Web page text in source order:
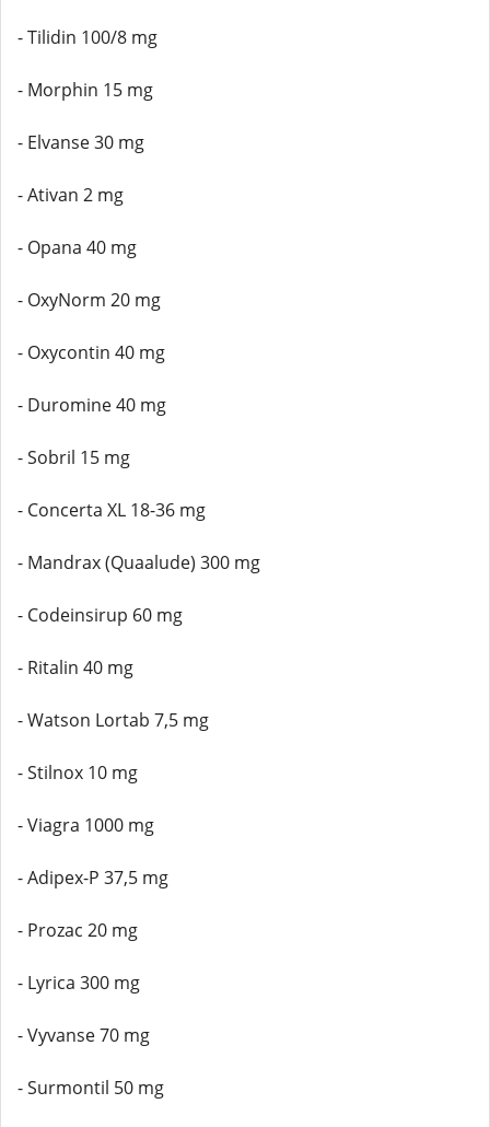
- Tilidin 100/8 mg
- Morphin 15 mg
- Elvanse 30 mg
- Ativan 2 mg
- Opana 40 mg
- OxyNorm 20 mg
- Oxycontin 40 mg
- Duromine 40 mg
- Sobril 15 mg
- Concerta XL 18-36 mg
- Mandrax (Quaalude) 300 mg
- Codeinsirup 60 mg
- Ritalin 40 mg
- Watson Lortab 7,5 mg
- Stilnox 10 mg
- Viagra 1000 mg
- Adipex-P 37,5 mg
- Prozac 20 mg
- Lyrica 300 mg
- Vyvanse 70 mg
- Surmontil 50 mg